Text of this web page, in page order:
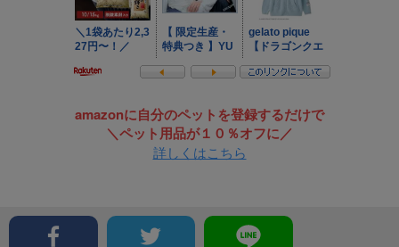
amazonに自分のペットを登録するだけで
＼ペット用品が１０％オフに／
詳しくはこちら